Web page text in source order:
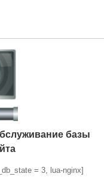
базы
= 3, lua-nginx]